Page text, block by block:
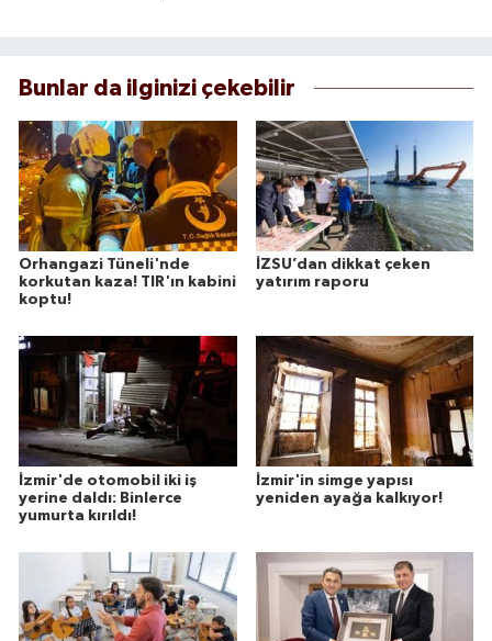
Bunlar da ilginizi çekebilir
Orhangazi Tüneli'nde
korkutan kaza! TIR'ın kabini
koptu!
İZSU’dan dikkat çeken
yatırım raporu
İzmir'de otomobil iki iş
yerine daldı: Binlerce
yumurta kırıldı!
İzmir'in simge yapısı
yeniden ayağa kalkıyor!